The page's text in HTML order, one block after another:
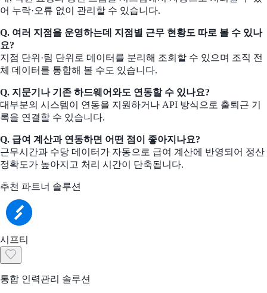
어 누락·오류 없이 관리할 수 있습니다.
Q. 여러 지점을 운영하는데 지점별 근무 현황도 따로 볼 수 있나
요?
지점 단위·팀 단위로 데이터를 분리해 조회할 수 있으며 조직 전
체 데이터를 통합해 볼 수도 있습니다.
Q. 지문기나 기존 하드웨어와도 연동할 수 있나요?
대부분의 시스템이 연동을 지원하거나 API 방식으로 출퇴근 기
록을 연결할 수 있습니다.
Q. 급여 계산과 연동하면 어떤 점이 좋아지나요?
근무시간과 수당 데이터가 자동으로 급여 계산에 반영되어 정산
정확도가 높아지고 처리 시간이 단축됩니다.
추천 파트너 솔루션
시프티
통합 인력관리 솔루션